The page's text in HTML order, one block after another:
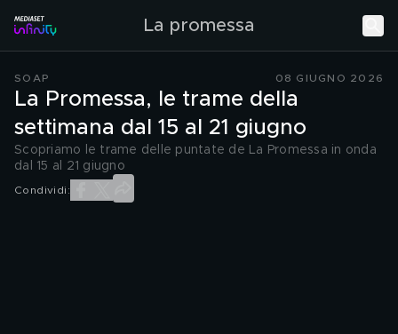
La promessa
SOAP 08 GIUGNO 2026
La Promessa, le trame della
settimana dal 15 al 21 giugno
Scopriamo le trame delle puntate de La Promessa in onda
dal 15 al 21 giugno
Condividi: